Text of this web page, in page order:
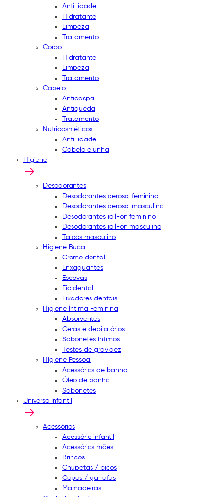
Anti-idade
Hidratante
Limpeza
Tratamento
Corpo
Hidratante
Limpeza
Tratamento
Cabelo
Anticaspa
Antiqueda
Tratamento
Nutricosméticos
Anti-idade
Cabelo e unha
Higiene
Desodorantes
Desodorantes aerosol feminino
Desodorantes aerosol masculino
Desodorantes roll-on feminino
Desodorantes roll-on masculino
Talcos masculino
Higiene Bucal
Creme dental
Enxaguantes
Escovas
Fio dental
Fixadores dentais
Higiene Íntima Feminina
Absorventes
Ceras e depilatórios
Sabonetes íntimos
Testes de gravidez
Higiene Pessoal
Acessórios de banho
Óleo de banho
Sabonetes
Universo Infantil
Acessórios
Acessório infantil
Acessórios mães
Brincos
Chupetas / bicos
Copos / garrafas
Mamadeiras